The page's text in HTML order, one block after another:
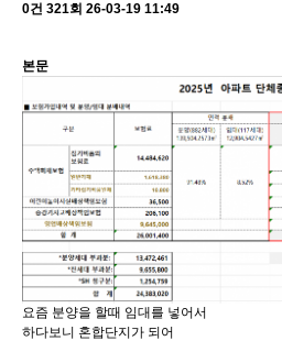
0건 321회 26-03-19 11:49
본문
요즘 분양을 할때 임대를 넣어서
하다보니 혼합단지가 되어